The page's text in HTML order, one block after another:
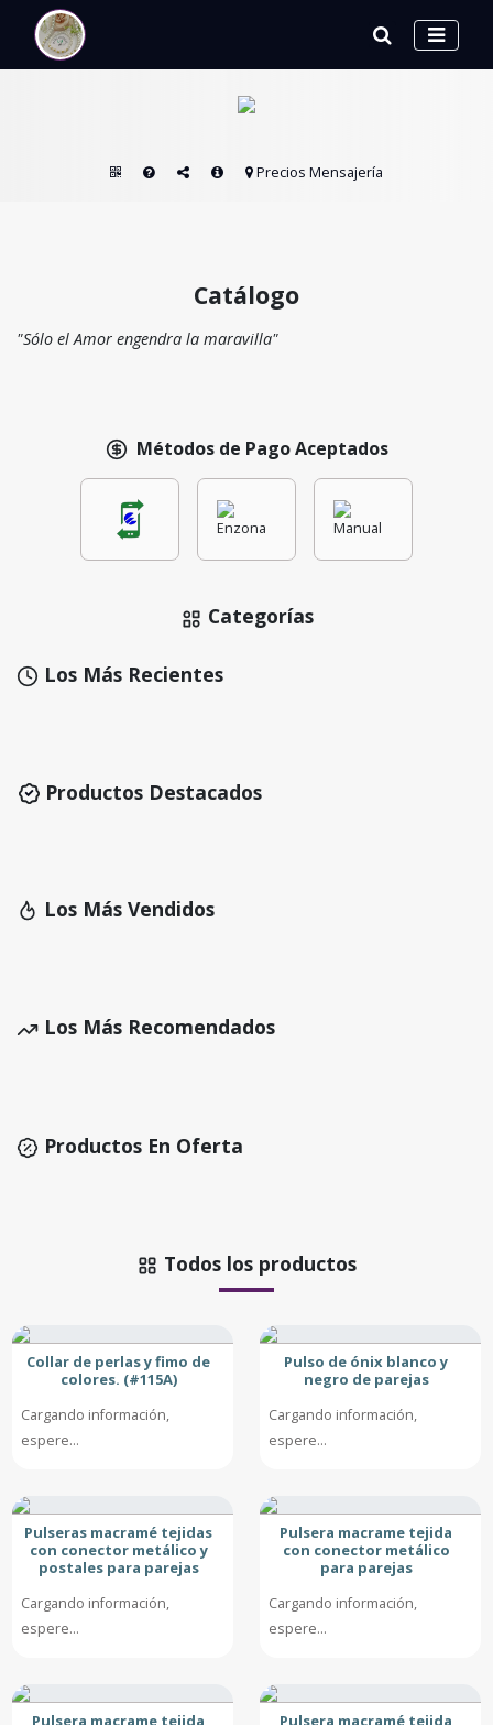
Precios Mensajería
Catálogo
"Sólo el Amor engendra la maravilla"
Métodos de Pago Aceptados
Categorías
Los Más Recientes
Productos Destacados
Los Más Vendidos
Los Más Recomendados
Productos En Oferta
Todos los productos
Collar de perlas y fimo de
colores. (#115A)
Cargando información,
espere...
Pulseras macramé tejidas
con conector metálico y
postales para parejas
Cargando información,
espere...
Pulsera macrame tejida
Pulso de ónix blanco y
negro de parejas
Cargando información,
espere...
Pulsera macrame tejida
con conector metálico
para parejas
Cargando información,
espere...
Pulsera macramé tejida